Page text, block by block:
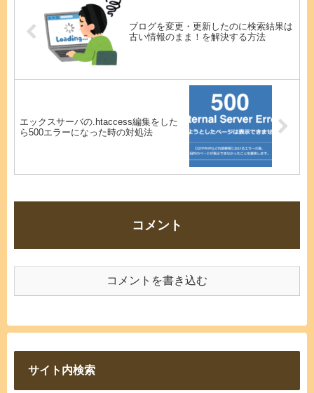
ブログを変更・更新したのに検索結果は
古い情報のまま！を解決する方法
エックスサーバの.htaccess編集をした
ら500エラーになった時の対処法
コメント
コメントを書き込む
サイト内検索